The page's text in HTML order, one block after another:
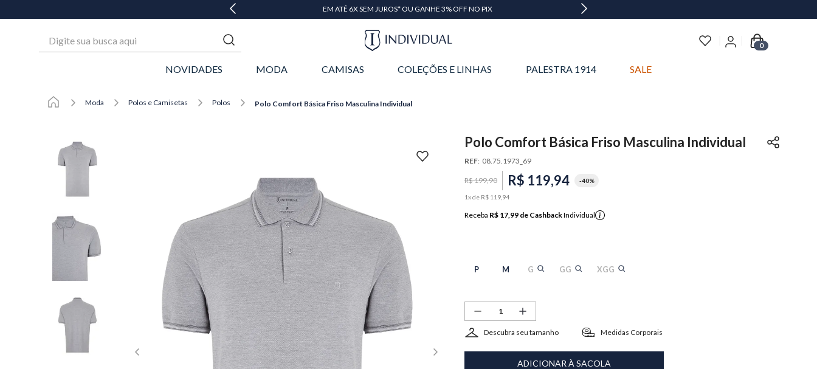
EM ATÉ 6X SEM JUROS* OU GANHE 3% OFF NO PIX
0
NOVIDADES MODA CAMISAS COLEÇÕES E LINHAS PALESTRA 1914 SALE
Moda Polos e Camisetas Polos Polo Comfort Básica Friso Masculina Individual
Polo Comfort Básica Friso Masculina Individual
REF: 08.75.1973_69
R$199,90 R$ 119,94 -40%
1x de R$ 119 94
Receba R$ 17,99 de CashbackIndividual
P M G GG XGG
Descubra seu tamanho Medidas Corporais
ADICIONAR À SACOLA